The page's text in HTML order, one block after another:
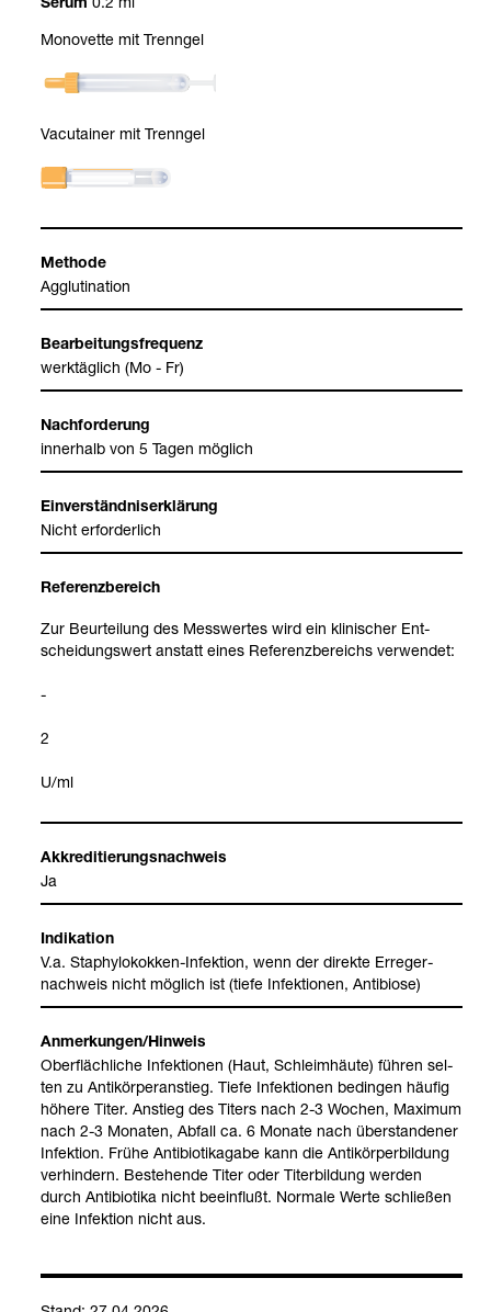
Serum
Mono­vette mit Trenn­gel
Vacu­tai­ner mit Trenn­gel
Methode
Agglu­ti­na­tion
Bear­bei­tungs­fre­quenz
werk­täg­lich (Mo - Fr)
Nach­for­de­rung
inner­halb von 5 Tagen mög­lich
Ein­ver­ständ­nis­er­klä­rung
Nicht erfor­der­lich
Refe­renz­be­reich
Zur Beur­tei­lung des Mess­wer­tes wird ein kli­ni­scher Ent­
schei­dungs­wert anstatt eines Refe­renz­be­reichs ver­wen­det:
-
2
U/ml
Akkre­di­tie­rungs­nach­weis
Ja
Indi­ka­tion
V.a. Sta­phy­lo­kok­ken-​Infek­tion, wenn der direkte Erre­ger­
nach­weis nicht mög­lich ist (tiefe Infek­tio­nen, Anti­biose)
Anmer­kun­gen/Hin­weis
Ober­fläch­li­che Infek­tio­nen (Haut, Schleim­häute) füh­ren sel­
ten zu Anti­kör­per­an­stieg. Tiefe Infek­tio­nen bedin­gen häu­fig
höhere Titer. Anstieg des Titers nach 2-3 Wochen, Maxi­mum
nach 2-3 Mona­ten, Abfall ca. 6 Monate nach über­stan­de­ner
Infek­tion. Frühe Anti­bio­ti­ka­gabe kann die Anti­kör­per­bil­dung
ver­hin­dern. Bestehende Titer oder Titer­bil­dung wer­den
durch Anti­bio­tika nicht beein­flußt. Nor­male Werte schlie­ßen
eine Infek­tion nicht aus.